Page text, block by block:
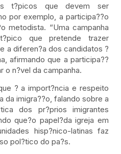
t?picos que devem ser
por exemplo, a participa??o
metodista. “Uma campanha
que pretende trazer
a diferen?a dos candidatos ?
afirmando que a participa??
o n?vel da campanha.
? a import?ncia e respeito
da imigra??o, falando sobre a
dos pr?prios imigrantes
que?o papel?da igreja em
hisp?nico-latinas faz
pol?tico do pa?s.